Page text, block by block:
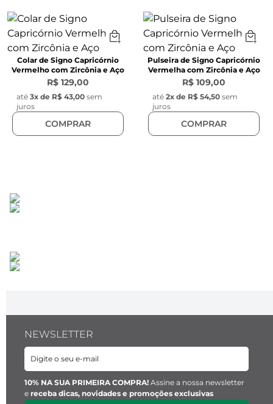
Colar de Signo Capricórnio
Vermelho com Zircônia e Aço
R$ 129,00
até 3x de R$ 43,00 sem
juros
COMPRAR
Pulseira de Signo Capricórnio
Vermelha com Zircônia e Aço
R$ 109,00
até 2x de R$ 54,50 sem
juros
COMPRAR
NEWSLETTER
10% NA SUA PRIMEIRA COMPRA! Assine a nossa newsletter
e receba dicas, novidades e promoções exclusivas